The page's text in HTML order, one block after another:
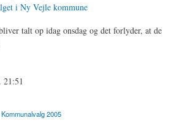
i Ny Vejle kommune
talt op idag onsdag og det forlyder, at de
21:51
Kommunalvalg 2005